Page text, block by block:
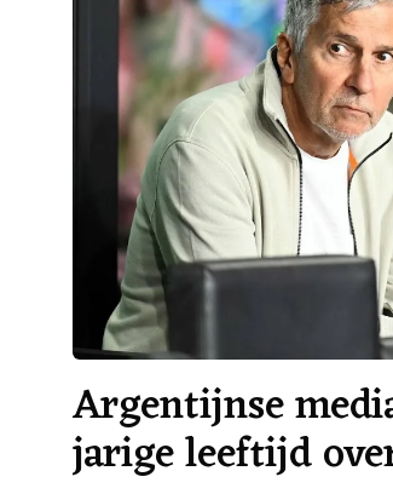
Argentijnse
jarige leeftijd